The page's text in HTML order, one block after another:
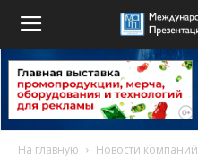
На главную Новости компаний